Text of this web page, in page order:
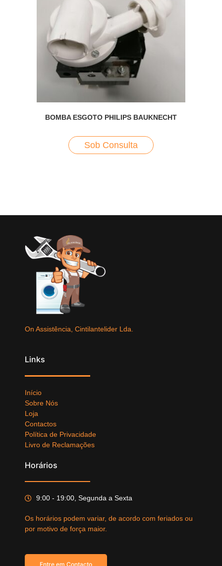
BOMBA ESGOTO PHILIPS BAUKNECHT
Sob Consulta
On Assistência, Cintilantelider Lda.
Links
Início
Sobre Nós
Loja
Contactos
Política de Privacidade
Livro de Reclamações
Horários
9:00 - 19:00, Segunda a Sexta
Os horários podem variar, de acordo com feriados ou
por motivo de força maior.
Entre em Contacto